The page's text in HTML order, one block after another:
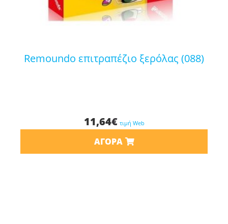
remoundo επιτραπέζιο ξερόλας (088)
11,64€ τιμή Web
ΑΓΟΡΆ